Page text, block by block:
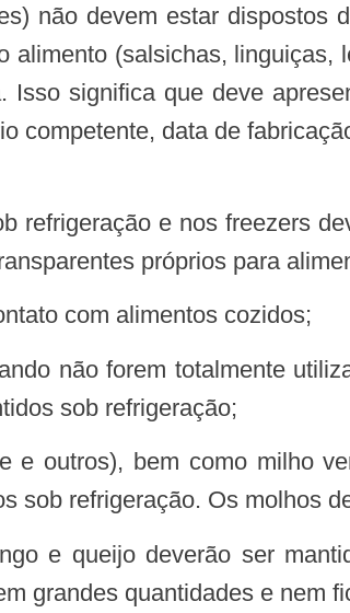
não devem estar dispostos
alimento (salsichas,
Isso significa que deve
competente, data de
próprios para
com alimentos cozidos;
sob refrigeração;
sob refrigeração. Os molhos
grandes quantidades e nem